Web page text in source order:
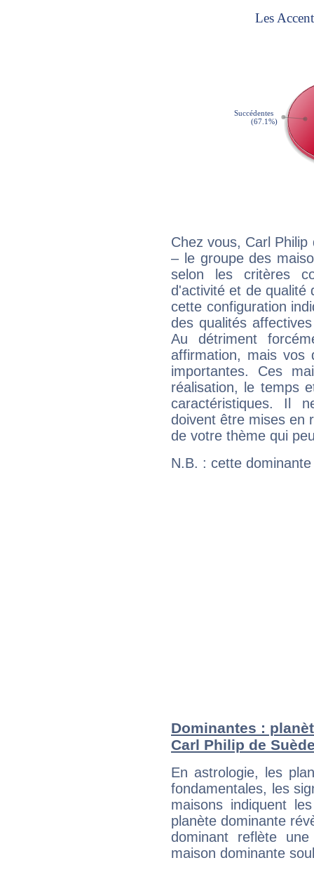
Chez vous, Carl
– le groupe des
selon les critères
d'activité et de qualité
cette configuration
des qualités
Au détriment
affirmation, mais
importantes. Ces
réalisation, le temps
caractéristiques. Il
doivent être mises en
de votre thème qui
N.B. : cette
Dominantes :
Carl Philip de
En astrologie, les
fondamentales, les
maisons indiquent
planète dominante
dominant reflète
maison dominante